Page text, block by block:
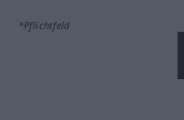
*Pflichtfeld